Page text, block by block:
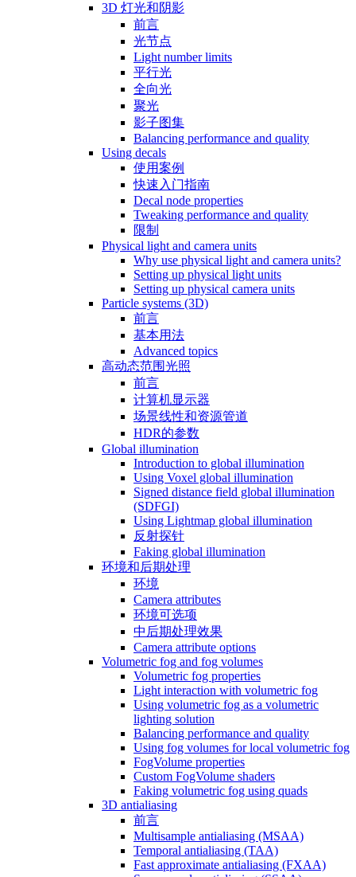
3D 灯光和阴影
前言
光节点
Light number limits
平行光
全向光
聚光
影子图集
Balancing performance and quality
Using decals
使用案例
快速入门指南
Decal node properties
Tweaking performance and quality
限制
Physical light and camera units
Why use physical light and camera units?
Setting up physical light units
Setting up physical camera units
Particle systems (3D)
前言
基本用法
Advanced topics
高动态范围光照
前言
计算机显示器
场景线性和资源管道
HDR的参数
Global illumination
Introduction to global illumination
Using Voxel global illumination
Signed distance field global illumination
(SDFGI)
Using Lightmap global illumination
反射探针
Faking global illumination
环境和后期处理
环境
Camera attributes
环境可选项
中后期处理效果
Camera attribute options
Volumetric fog and fog volumes
Volumetric fog properties
Light interaction with volumetric fog
Using volumetric fog as a volumetric
lighting solution
Balancing performance and quality
Using fog volumes for local volumetric fog
FogVolume properties
Custom FogVolume shaders
Faking volumetric fog using quads
3D antialiasing
前言
Multisample antialiasing (MSAA)
Temporal antialiasing (TAA)
Fast approximate antialiasing (FXAA)